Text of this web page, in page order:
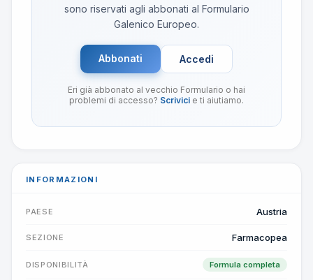
sono riservati agli abbonati al Formulario
Galenico Europeo.
Abbonati Accedi
Eri già abbonato al vecchio Formulario o hai
problemi di accesso? Scrivici e ti aiutiamo.
INFORMAZIONI
PAESE Austria
SEZIONE Farmacopea
DISPONIBILITÀ Formula completa